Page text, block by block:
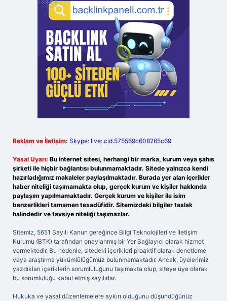
Reklam ve İletişim: Skype: live:.cid.575569c608265c69
Yasal Uyarı: Bu internet sitesi, herhangi bir marka, kurum veya şahıs
şirketi ile hiçbir bağlantısı bulunmamaktadır. Sitede yalnızca kendi
hazırladığımız makaleler paylaşılmaktadır. Burada yer alan içerikler
haber niteliği taşımamakta olup, gerçek kurum ve kişiler hakkında
paylaşım yapılmamaktadır. Gerçek kurum ve kişiler ile isim
benzerlikleri tamamen tesadüfidir. Sitemizdeki bilgiler taslak
halindedir ve tavsiye niteliği taşımazlar.
Sitemiz, 5651 Sayılı Kanun gereğince Bilgi Teknolojileri ve İletişim
Kurumu (BTK) tarafından onaylanmış bir Yer Sağlayıcı olarak hizmet
vermektedir. Bu nedenle, sitedeki içerikleri proaktif olarak denetleme
veya araştırma yükümlülüğümüz bulunmamaktadır. Ancak, üyelerimiz
yazdıkları içeriklerin sorumluluğunu taşımakta olup, siteye üye olarak
bu sorumluluğu kabul etmiş sayılırlar.
Hukuka ve yasal düzenlemelere aykırı olduğunu düşündüğünüz